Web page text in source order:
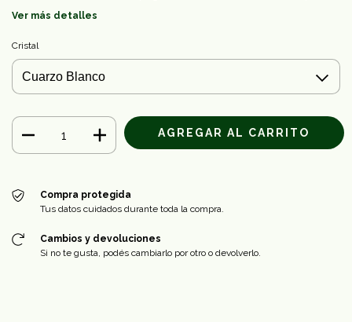
Ver más detalles
Cristal
Compra protegida
Tus datos cuidados durante toda la compra.
Cambios y devoluciones
Si no te gusta, podés cambiarlo por otro o devolverlo.